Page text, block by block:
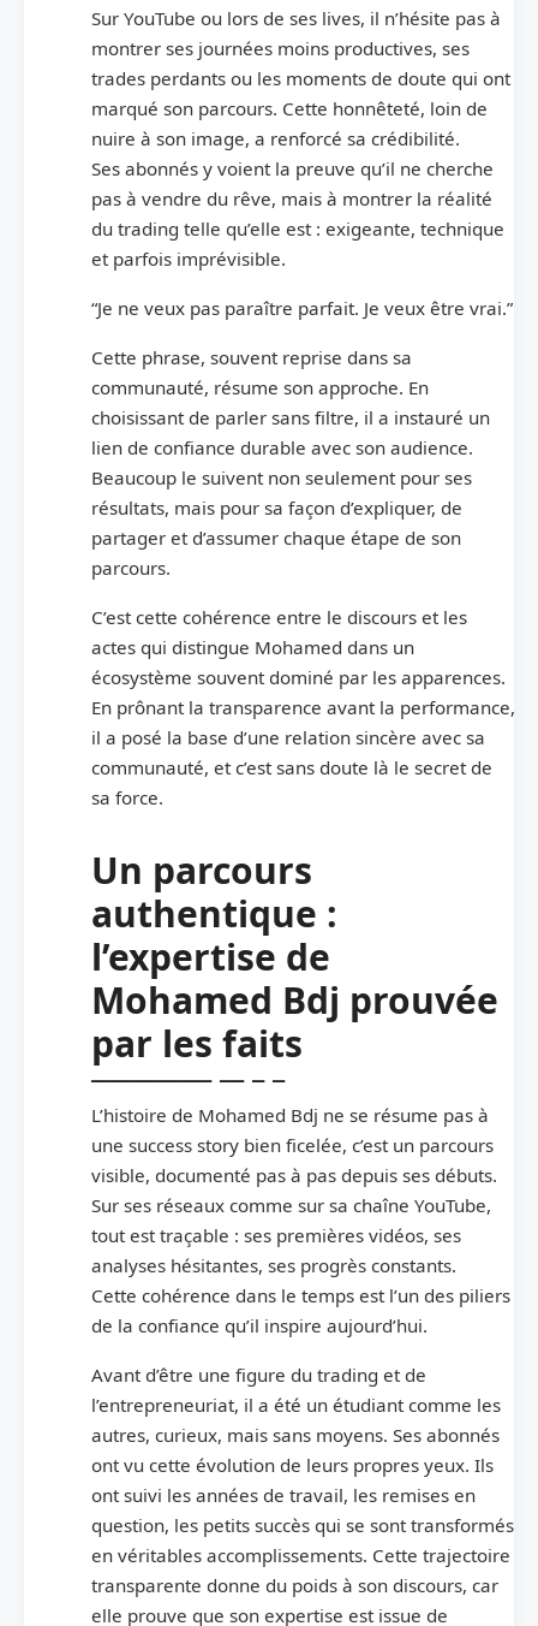
Sur YouTube ou lors de ses lives, il n’hésite pas à
montrer ses journées moins productives, ses
trades perdants ou les moments de doute qui ont
marqué son parcours. Cette honnêteté, loin de
nuire à son image, a renforcé sa crédibilité.
Ses abonnés y voient la preuve qu’il ne cherche
pas à vendre du rêve, mais à montrer la réalité
du trading telle qu’elle est : exigeante, technique
et parfois imprévisible.
“Je ne veux pas paraître parfait. Je veux être vrai.”
Cette phrase, souvent reprise dans sa
communauté, résume son approche. En
choisissant de parler sans filtre, il a instauré un
lien de confiance durable avec son audience.
Beaucoup le suivent non seulement pour ses
résultats, mais pour sa façon d’expliquer, de
partager et d’assumer chaque étape de son
parcours.
C’est cette cohérence entre le discours et les
actes qui distingue Mohamed dans un
écosystème souvent dominé par les apparences.
En prônant la transparence avant la performance,
il a posé la base d’une relation sincère avec sa
communauté, et c’est sans doute là le secret de
sa force.
Un parcours
authentique :
l’expertise de
Mohamed Bdj prouvée
par les faits
L’histoire de Mohamed Bdj ne se résume pas à
une success story bien ficelée, c’est un parcours
visible, documenté pas à pas depuis ses débuts.
Sur ses réseaux comme sur sa chaîne YouTube,
tout est traçable : ses premières vidéos, ses
analyses hésitantes, ses progrès constants.
Cette cohérence dans le temps est l’un des piliers
de la confiance qu’il inspire aujourd’hui.
Avant d’être une figure du trading et de
l’entrepreneuriat, il a été un étudiant comme les
autres, curieux, mais sans moyens. Ses abonnés
ont vu cette évolution de leurs propres yeux. Ils
ont suivi les années de travail, les remises en
question, les petits succès qui se sont transformés
en véritables accomplissements. Cette trajectoire
transparente donne du poids à son discours, car
elle prouve que son expertise est issue de